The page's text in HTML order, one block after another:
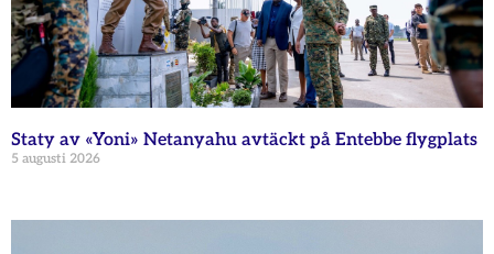
Staty av «Yoni» Netanyahu avtäckt på Entebbe flygplats
5 augusti 2026